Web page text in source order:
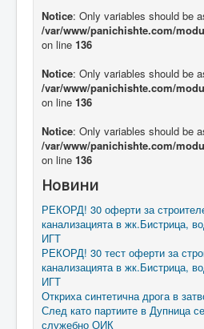
Notice: Only variables should be
/var/www/panichishte.com/
on line 136
Notice: Only variables should be
/var/www/panichishte.com/
on line 136
Notice: Only variables should be
/var/www/panichishte.com/
on line 136
Новини
РЕКОРД! 30 оферти за
канализацията в жк.Бистрица,
ИГТ
РЕКОРД! 30 тест оферти за
канализацията в жк.Бистрица,
ИГТ
Откриха синтетична дрога в
След като партиите в Дупница
служебно ОИК